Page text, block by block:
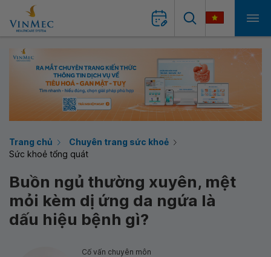
Trang chủ
Chuyên trang sức khoẻ
Sức khoẻ tổng quát
Buồn ngủ thường xuyên, mệt
mỏi kèm dị ứng da ngứa là
dấu hiệu bệnh gì?
Cố vấn chuyên môn